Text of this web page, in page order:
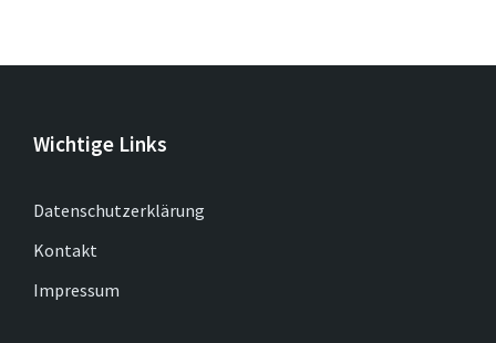
Wichtige Links
Datenschutzerklärung
Kontakt
Impressum